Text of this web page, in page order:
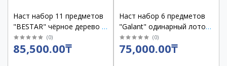
Наст набор 11 предметов
"BESTAR" чёрное дерево с
часами /237214
(0)
85,500.00₸
Наст набор 6 предметов
"Galant" одинарный лоток,
черный дуб /238167
(0)
75,000.00₸